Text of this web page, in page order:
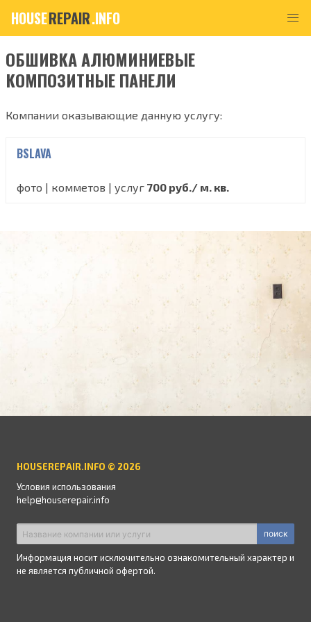
HOUSEREPAIR.INFO
ОБШИВКА АЛЮМИНИЕВЫЕ
КОМПОЗИТНЫЕ ПАНЕЛИ
Компании оказывающие данную услугу:
BSLAVA
фото | комметов | услуг 700 руб./ м. кв.
HOUSEREPAIR.INFO © 2026
Условия использования
help@houserepair.info
поиск
Информация носит исключительно ознакомительный характер и
не является публичной офертой.